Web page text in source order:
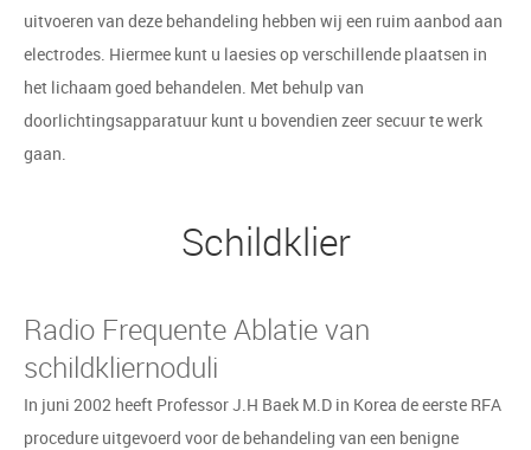
uitvoeren van deze behandeling hebben wij een ruim aanbod aan
electrodes. Hiermee kunt u laesies op verschillende plaatsen in
het lichaam goed behandelen. Met behulp van
doorlichtingsapparatuur kunt u bovendien zeer secuur te werk
gaan.
Schildklier
Radio Frequente Ablatie van
schildkliernoduli
In juni 2002 heeft Professor J.H Baek M.D in Korea de eerste RFA
procedure uitgevoerd voor de behandeling van een benigne